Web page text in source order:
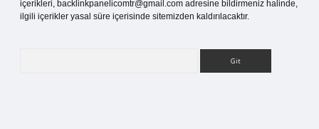
içerikleri, backlinkpanelicomtr@gmail.com adresine bildirmeniz halinde,
ilgili içerikler yasal süre içerisinde sitemizden kaldırılacaktır.